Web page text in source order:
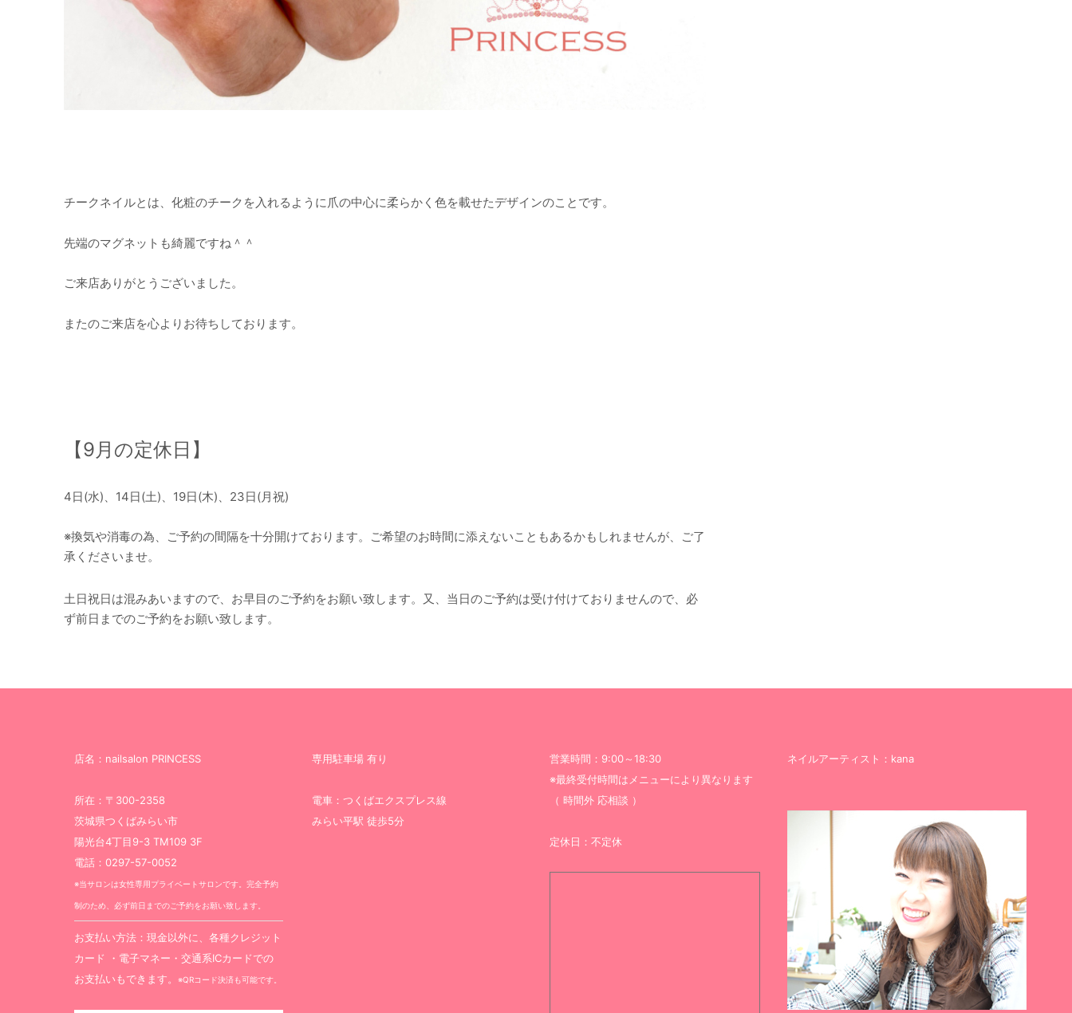
チークネイルとは、化粧のチークを入れるように爪の中心に柔らかく色を載せたデザインのことです。
先端のマグネットも綺麗ですね＾＾
ご来店ありがとうございました。
またのご来店を心よりお待ちしております。
【9月の定休日】
4日(水)、14日(土)、19日(木)、23日(月祝)
※換気や消毒の為、ご予約の間隔を十分開けております。ご希望のお時間に添えないこともあるかもしれませんが、ご了
承くださいませ。
土日祝日は混みあいますので、お早目のご予約をお願い致します。又、当日のご予約は受け付けておりませんので、必
ず前日までのご予約をお願い致します。
店名：nailsalon PRINCESS
所在：〒300-2358
茨城県つくばみらい市
陽光台4丁目9-3 TM109 3F
電話：0297-57-0052
※当サロンは女性専用プライベートサロンです。完全予約
制のため、必ず前日までのご予約をお願い致します。
お支払い方法：現金以外に、各種クレジット
カード ・電子マネー・交通系ICカードでの
お支払いもできます。※QRコード決済も可能です。
専用駐車場 有り
電車：つくばエクスプレス線
みらい平駅 徒歩5分
営業時間：9:00～18:30
※最終受付時間はメニューにより異なります
（ 時間外 応相談 ）
定休日：不定休
ネイルアーティスト：kana